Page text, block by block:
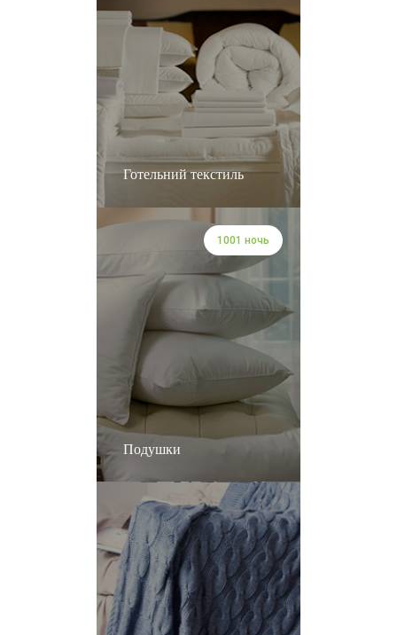
Готельний текстиль
Подушки
1001 ночь